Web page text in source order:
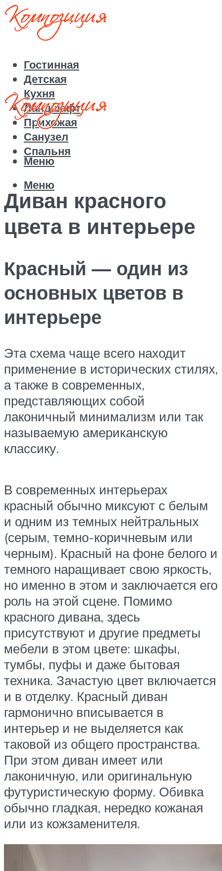
Гостинная
Детская
Кухня
Ландшафт
Прихожая
Санузел
Спальня
Меню
Меню
Диван красного
цвета в интерьере
Красный — один из
основных цветов в
интерьере
Эта схема чаще всего находит
применение в исторических стилях,
а также в современных,
представляющих собой
лаконичный минимализм или так
называемую американскую
классику.
В современных интерьерах
красный обычно миксуют с белым
и одним из темных нейтральных
(серым, темно-коричневым или
черным). Красный на фоне белого и
темного наращивает свою яркость,
но именно в этом и заключается его
роль на этой сцене. Помимо
красного дивана, здесь
присутствуют и другие предметы
мебели в этом цвете: шкафы,
тумбы, пуфы и даже бытовая
техника. Зачастую цвет включается
и в отделку. Красный диван
гармонично вписывается в
интерьер и не выделяется как
таковой из общего пространства.
При этом диван имеет или
лаконичную, или оригинальную
футуристическую форму. Обивка
обычно гладкая, нередко кожаная
или из кожзаменителя.